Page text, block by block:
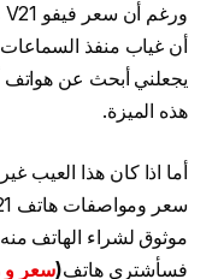
يجعلني أبحث عن هواتف
هذه الميزة.
أما اذا كان هذا العيب
موثوق لشراء الهاتف
فسأشتري هاتف(